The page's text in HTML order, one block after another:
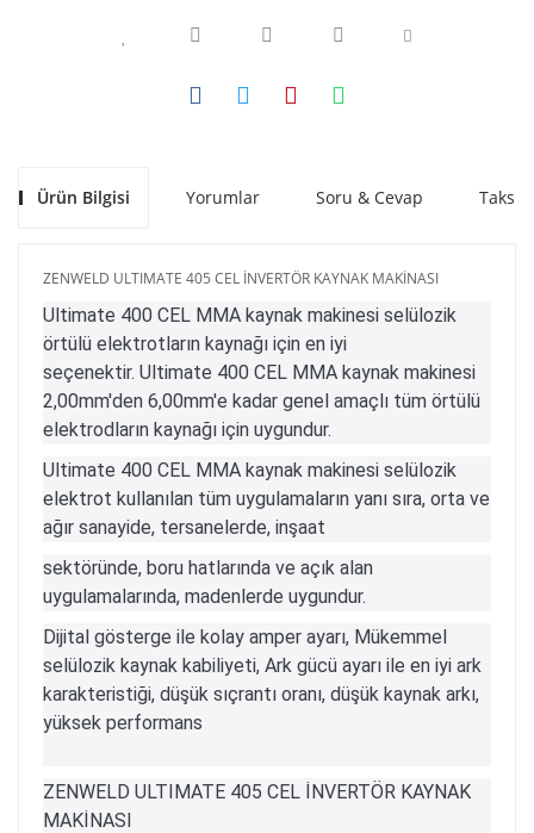
Ürün Bilgisi Yorumlar Soru & Cevap Taksit
ZENWELD ULTIMATE 405 CEL İNVERTÖR KAYNAK MAKİNASI
Ultimate 400 CEL MMA kaynak makinesi selülozik
örtülü elektrotların kaynağı için en iyi
seçenektir. Ultimate 400 CEL MMA kaynak makinesi
2,00mm'den 6,00mm'e kadar genel amaçlı tüm örtülü
elektrodların kaynağı için uygundur.
Ultimate 400 CEL MMA kaynak makinesi selülozik
elektrot kullanılan tüm uygulamaların yanı sıra, orta ve
ağır sanayide, tersanelerde, inşaat
sektöründe, boru hatlarında ve açık alan
uygulamalarında, madenlerde uygundur.
Dijital gösterge ile kolay amper ayarı, Mükemmel
selülozik kaynak kabiliyeti, Ark gücü ayarı ile en iyi ark
karakteristiği, düşük sıçrantı oranı, düşük kaynak arkı,
yüksek performans
ZENWELD ULTIMATE 405 CEL İNVERTÖR KAYNAK
MAKİNASI